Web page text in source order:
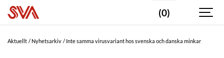
(0)
Aktuellt Nyhetsarkiv Inte samma virusvariant hos svenska och danska minkar